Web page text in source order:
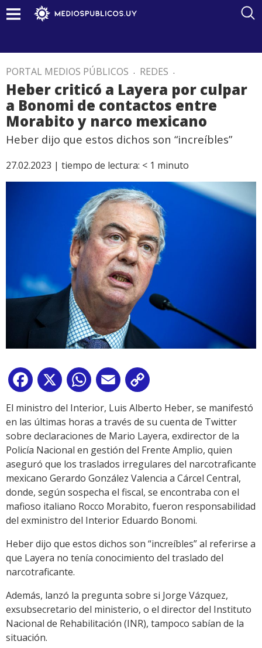
PORTAL MEDIOS PÚBLICOS . REDES .
Heber criticó a Layera por culpar
a Bonomi de contactos entre
Morabito y narco mexicano
Heber dijo que estos dichos son “increíbles”
27.02.2023 | tiempo de lectura: < 1 minuto
Facebook
X WhatsApp
Email
Link
El ministro del Interior, Luis Alberto Heber, se manifestó
en las últimas horas a través de su cuenta de Twitter
sobre declaraciones de Mario Layera, exdirector de la
Policía Nacional en gestión del Frente Amplio, quien
aseguró que los traslados irregulares del narcotraficante
mexicano Gerardo González Valencia a Cárcel Central,
donde, según sospecha el fiscal, se encontraba con el
mafioso italiano Rocco Morabito, fueron responsabilidad
del exministro del Interior Eduardo Bonomi.
Heber dijo que estos dichos son “increíbles” al referirse a
que Layera no tenía conocimiento del traslado del
narcotraficante.
Además, lanzó la pregunta sobre si Jorge Vázquez,
exsubsecretario del ministerio, o el director del Instituto
Nacional de Rehabilitación (INR), tampoco sabían de la
situación.